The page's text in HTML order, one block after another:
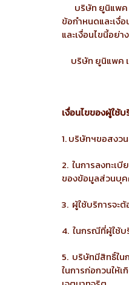
บริษัท ยูนิแพค เ
ข้อกำหนดและเงื่
และเงื่อนไขนี้อย่
บริษัท ยูนิแพค เ
เงื่อนไขของผู้ใช้บ
1. บริษัทฯขอสงว
2. ในการลงทะเ
ของข้อมูลส่วนบุค
3. ผู้ใช้บริการจะ
4. ในกรณีที่ผู้ใช้บ
5. บริษัทมีสิทธิ์ใน
ในการก่อกวนให้